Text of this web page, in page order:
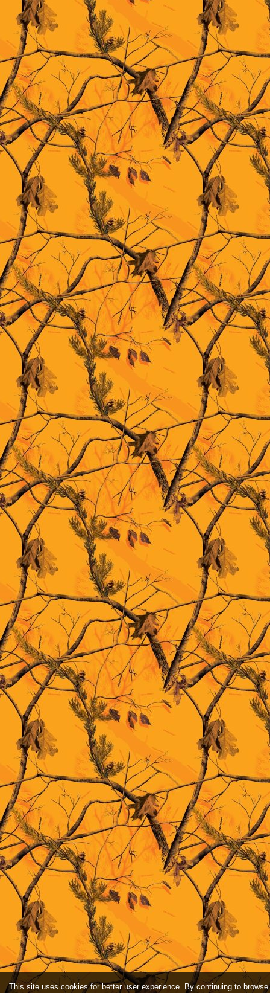
This site uses cookies for better user experience. By continuing to